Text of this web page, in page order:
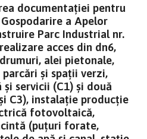
documentației pentru
a Apelor
Parc Industrial nr.
acces din dn6,
alei pietonale,
și spații verzi,
servicii (C1) și două
C3), instalație producție
fotovoltaică,
(puțuri forate,